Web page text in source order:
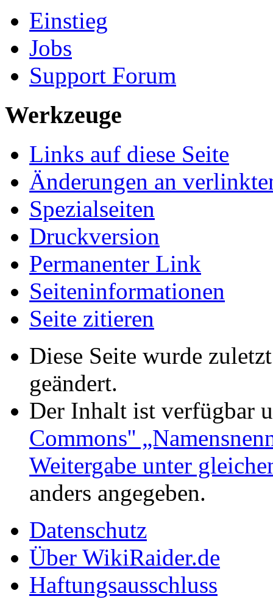
Einstieg
Jobs
Support Forum
Werkzeuge
Links auf diese Seite
Änderungen an
Spezialseiten
Druckversion
Permanenter Link
Seiten­informationen
Seite zitieren
Diese Seite wurde
geändert.
Der Inhalt ist verfügbar
Commons''
Weitergabe unter
anders angegeben.
Datenschutz
Über WikiRaider.de
Haftungsausschluss